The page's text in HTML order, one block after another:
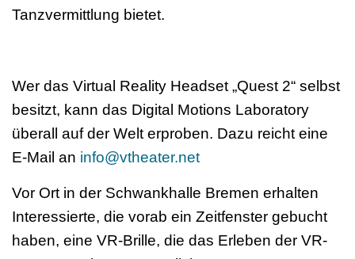
Tanzvermittlung bietet.
Wer das Virtual Reality Headset „Quest 2“ selbst
besitzt, kann das Digital Motions Laboratory
überall auf der Welt erproben. Dazu reicht eine
E-Mail an info@vtheater.net
Vor Ort in der Schwankhalle Bremen erhalten
Interessierte, die vorab ein Zeitfenster gebucht
haben, eine VR-Brille, die das Erleben der VR-